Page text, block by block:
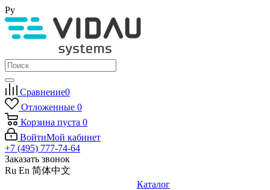
Ру
Сравнение0
Отложенные 0
Корзина пуста 0
ВойтиМой кабинет
+7 (495) 777-74-64
Заказать звонок
Ru En 简体中文
Каталог